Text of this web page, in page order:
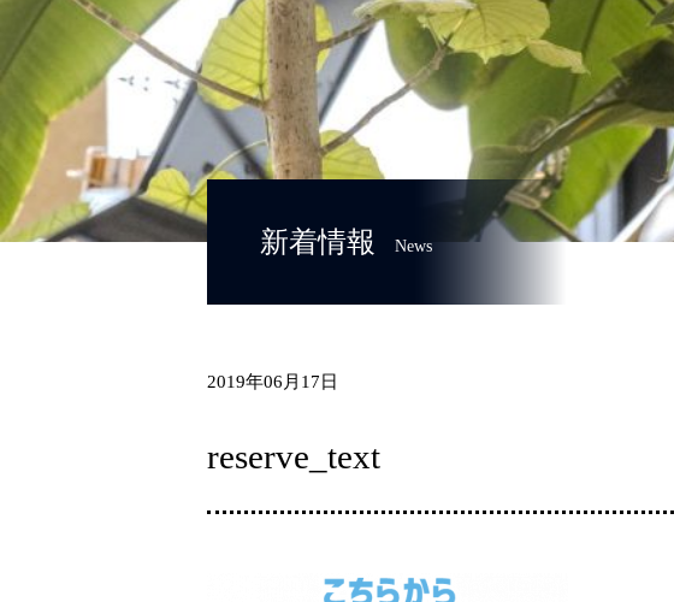
新着情報 News
2019年06月17日
reserve_text